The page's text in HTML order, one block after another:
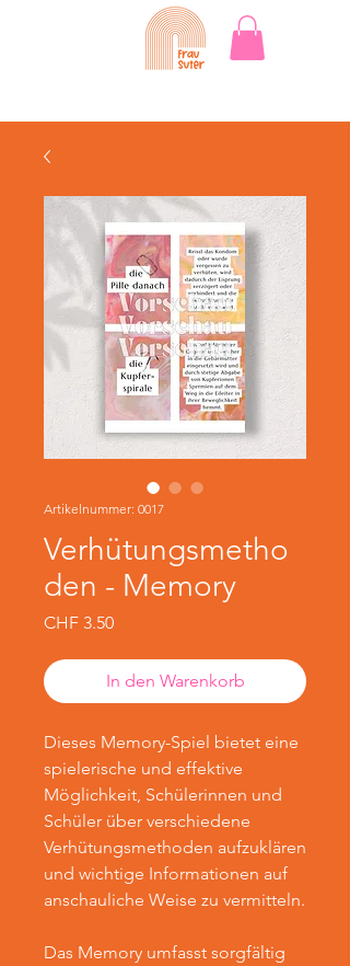
Artikelnummer: 0017
Verhütungsmetho
den - Memory
CHF 3.50Preis
In den Warenkorb
Dieses Memory-Spiel bietet eine
spielerische und effektive
Möglichkeit, Schülerinnen und
Schüler über verschiedene
Verhütungsmethoden aufzuklären
und wichtige Informationen auf
anschauliche Weise zu vermitteln.
Das Memory umfasst sorgfältig